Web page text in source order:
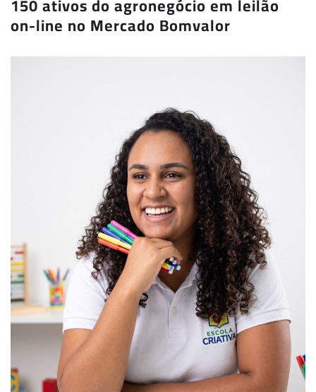
on-line no Mercado Bomvalor